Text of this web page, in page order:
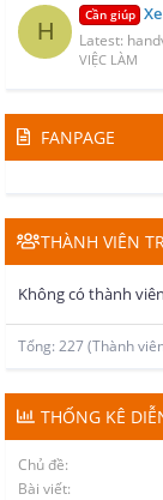
H
Cần giúp
Latest:
VIỆC LÀM
FANPAGE
THÀNH VIÊN
Không có thành
Tổng: 227 (Thành
THỐNG KÊ
Chủ đề
Bài viết